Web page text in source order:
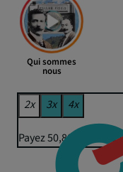
Qui sommes
nous
2x 3x 4x
Payez 50,80 € puis